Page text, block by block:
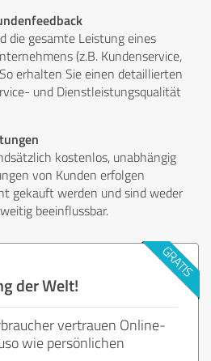
die gesamte Leistung eines
(z.B. Kundenservice,
erhalten Sie einen detaillierten
und Dienstleistungsqualität
kostenlos, unabhängig
von Kunden erfolgen
gekauft werden und sind weder
beeinflussbar.
der Welt!
vertrauen Online-
wie persönlichen